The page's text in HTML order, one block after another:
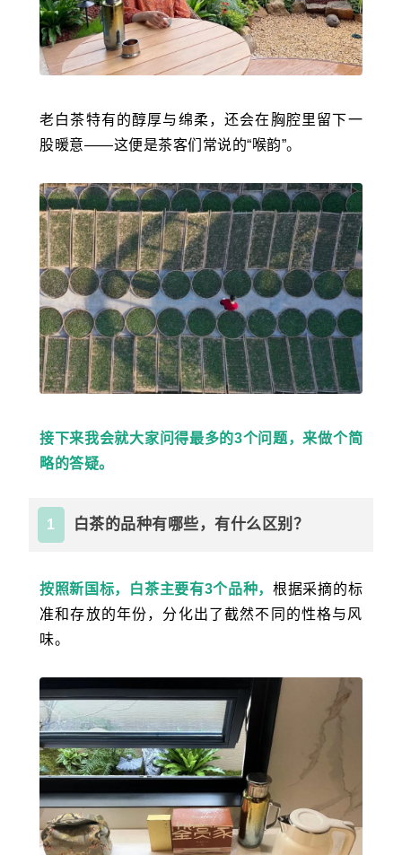
老白茶特有的醇厚与绵柔，还会在胸腔里留下一
股暖意——这便是茶客们常说的“喉韵”。
接下来我会就大家问得最多的3个问题，来做个简
略的答疑。
1 白茶的品种有哪些，有什么区别？
按照新国标，白茶主要有3个品种，根据采摘的标
准和存放的年份，分化出了截然不同的性格与风
味。